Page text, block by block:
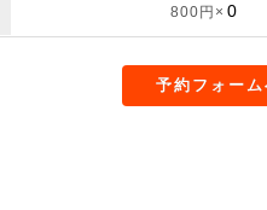
800円×